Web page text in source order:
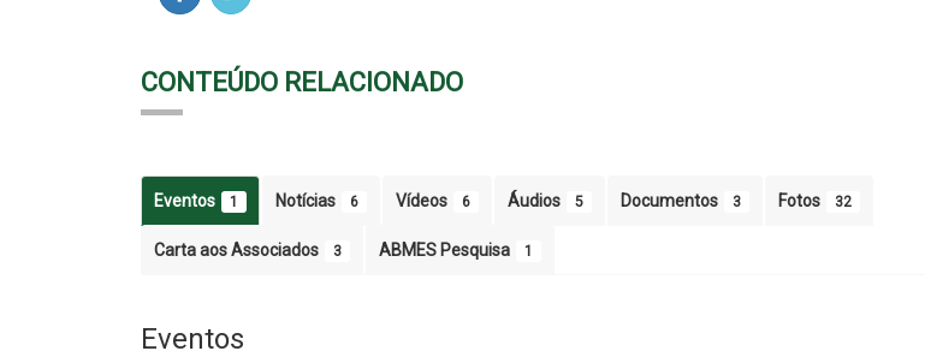
CONTEÚDO RELACIONADO
Eventos 1 Notícias 6 Vídeos 6 Áudios 5 Documentos 3 Fotos 32
Carta aos Associados 3 ABMES Pesquisa 1
Eventos